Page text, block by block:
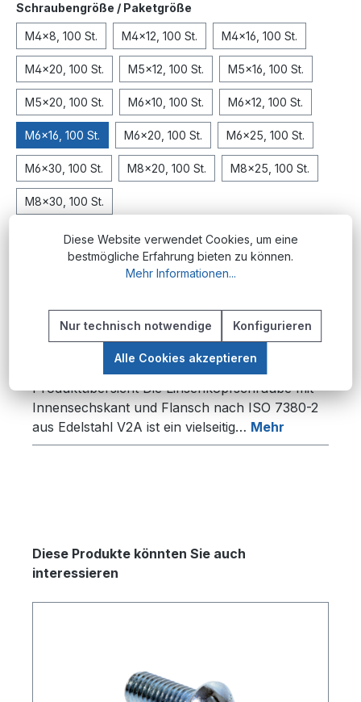
Schraubengröße / Paketgröße
M4x8, 100 St. M4x12, 100 St. M4x16, 100 St.
M4x20, 100 St. M5x12, 100 St. M5x16, 100 St.
M5x20, 100 St. M6x10, 100 St. M6x12, 100 St.
M6x16, 100 St. M6x20, 100 St. M6x25, 100 St.
M6x30, 100 St. M8x20, 100 St. M8x25, 100 St.
M8x30, 100 St.
In den Warenkorb
Beschreibung
Produktübersicht Die Linsenkopfschraube mit
Innensechskant und Flansch nach ISO 7380-2
aus Edelstahl V2A ist ein vielseitig… Mehr
Produktgalerie überspringen
Diese Produkte könnten Sie auch
interessieren
Diese Website verwendet Cookies, um eine
bestmögliche Erfahrung bieten zu können.
Mehr Informationen...
Nur technisch notwendige Konfigurieren
Alle Cookies akzeptieren